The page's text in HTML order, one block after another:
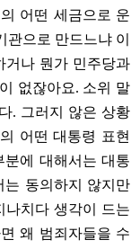
어떤 세금으로 운
으로 만드느냐 이
거나 뭔가 민주당과
없잖아요. 소위 말
. 그러지 않은 상황
어떤 대통령 표현
에 대해서는 대통
는 동의하지 않지만
나치다 생각이 드는
왜 범죄자들을 수